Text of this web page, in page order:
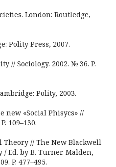
London: Routledge,
Polity Press, 2007.
// Sociology. 2002. № 36. P.
Polity, 2003.
new «Social Phisycs» //
109–130.
// The New Blackwell
Ed. by B. Turner. Malden,
P. 477–495.